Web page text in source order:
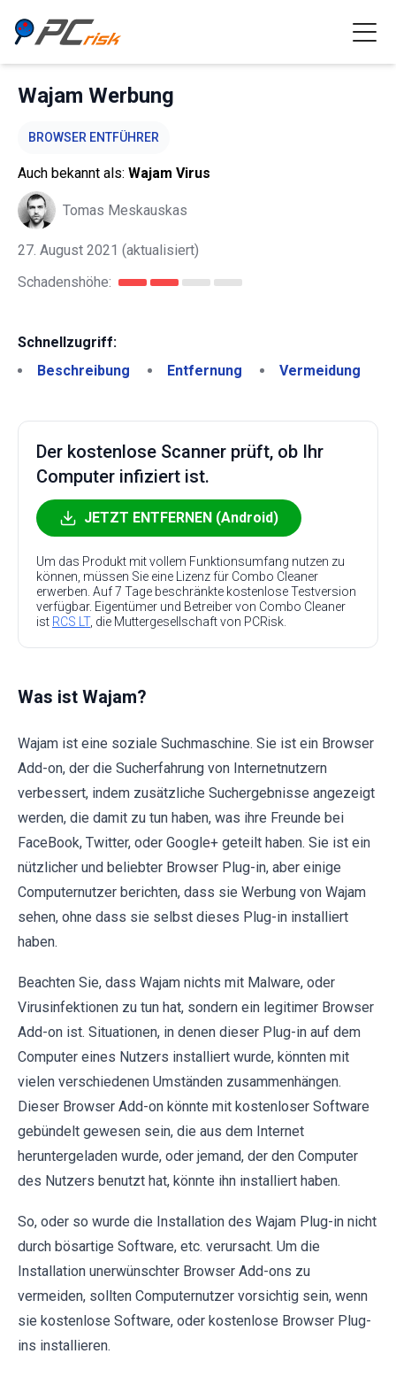
Wajam Werbung
BROWSER ENTFÜHRER
Auch bekannt als: Wajam Virus
Tomas Meskauskas
27. August 2021 (aktualisiert)
Schadenshöhe:
Schnellzugriff:
Beschreibung
Entfernung Vermeidung
Der kostenlose Scanner prüft, ob Ihr
Computer infiziert ist.
JETZT ENTFERNEN (Android)
Um das Produkt mit vollem Funktionsumfang nutzen zu
können, müssen Sie eine Lizenz für Combo Cleaner
erwerben. Auf 7 Tage beschränkte kostenlose Testversion
verfügbar. Eigentümer und Betreiber von Combo Cleaner
ist RCS LT, die Muttergesellschaft von PCRisk.
Was ist Wajam?
Wajam ist eine soziale Suchmaschine. Sie ist ein Browser
Add-on, der die Sucherfahrung von Internetnutzern
verbessert, indem zusätzliche Suchergebnisse angezeigt
werden, die damit zu tun haben, was ihre Freunde bei
FaceBook, Twitter, oder Google+ geteilt haben. Sie ist ein
nützlicher und beliebter Browser Plug-in, aber einige
Computernutzer berichten, dass sie Werbung von Wajam
sehen, ohne dass sie selbst dieses Plug-in installiert
haben.
Beachten Sie, dass Wajam nichts mit Malware, oder
Virusinfektionen zu tun hat, sondern ein legitimer Browser
Add-on ist. Situationen, in denen dieser Plug-in auf dem
Computer eines Nutzers installiert wurde, könnten mit
vielen verschiedenen Umständen zusammenhängen.
Dieser Browser Add-on könnte mit kostenloser Software
gebündelt gewesen sein, die aus dem Internet
heruntergeladen wurde, oder jemand, der den Computer
des Nutzers benutzt hat, könnte ihn installiert haben.
So, oder so wurde die Installation des Wajam Plug-in nicht
durch bösartige Software, etc. verursacht. Um die
Installation unerwünschter Browser Add-ons zu
vermeiden, sollten Computernutzer vorsichtig sein, wenn
sie kostenlose Software, oder kostenlose Browser Plug-
ins installieren.